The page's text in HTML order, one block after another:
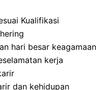
Kualifikasi
hari besar keagamaan
kerja
dan kehidupan